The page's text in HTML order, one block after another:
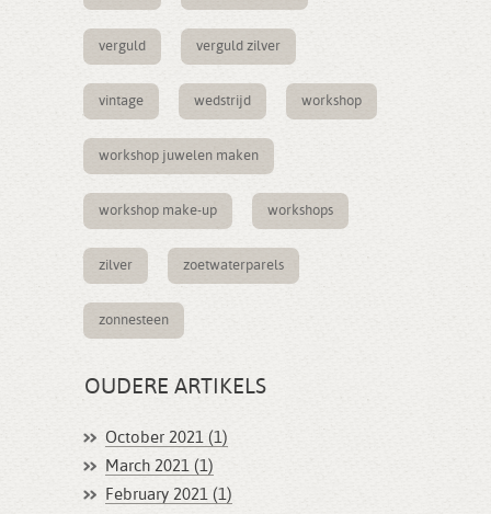
verguld verguld zilver
vintage wedstrijd workshop
workshop juwelen maken
workshop make-up workshops
zilver zoetwaterparels
zonnesteen
OUDERE ARTIKELS
October 2021 (1)
March 2021 (1)
February 2021 (1)